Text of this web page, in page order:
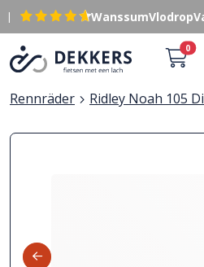
| WanssumVlodrop
0
Rennräder Ridley Noah 105